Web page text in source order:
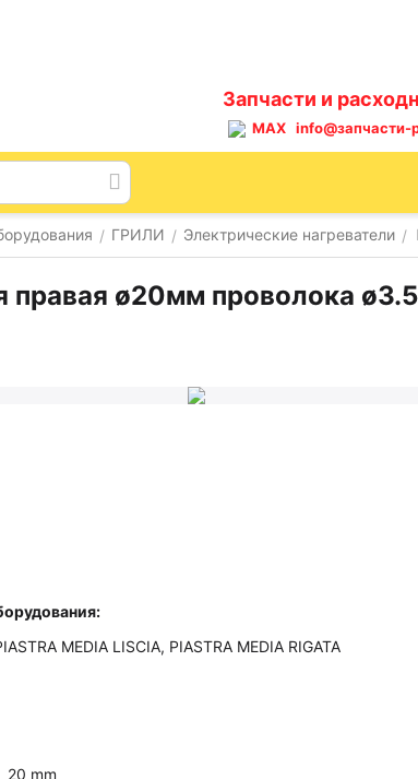
Запчасти и
MAX info@запчасти-
/ ГРИЛИ / Электрические нагреватели /
правая ø20мм проволока
MEDIA LISCIA, PIASTRA MEDIA RIGATA
20 mm